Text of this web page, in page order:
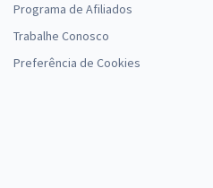
Programa de Afiliados
Trabalhe Conosco
Preferência de Cookies